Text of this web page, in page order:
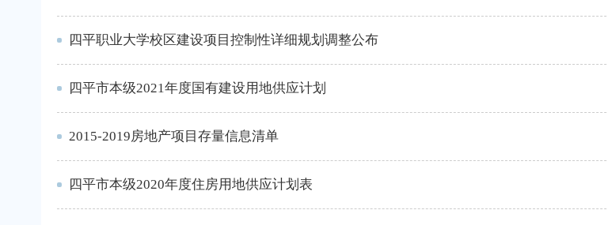
四平职业大学校区建设项目控制性详细规划调整公布
四平市本级2021年度国有建设用地供应计划
2015-2019房地产项目存量信息清单
四平市本级2020年度住房用地供应计划表